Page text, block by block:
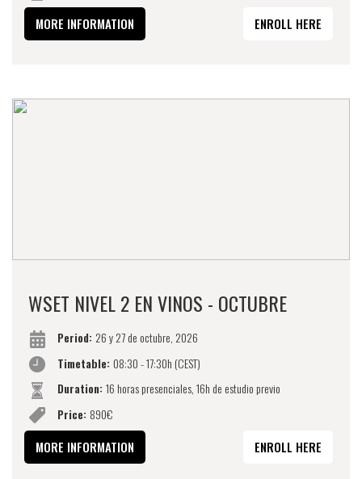
MORE INFORMATION ENROLL HERE
WSET NIVEL 2 EN VINOS - OCTUBRE
Period: 26 y 27 de octubre, 2026
Timetable: 08:30 - 17:30h (CEST)
Duration: 16 horas presenciales, 16h de estudio previo
Price: 890€
MORE INFORMATION ENROLL HERE